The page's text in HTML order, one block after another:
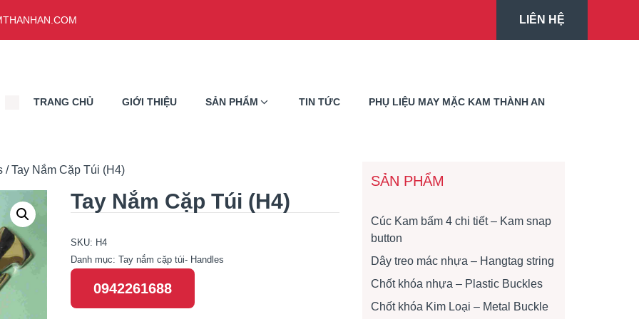
LIÊN HỆ
TRANG CHỦ GIỚI THIỆU SẢN PHẨM TIN TỨC PHỤ LIỆU MAY MẶC KAM THÀNH AN
/ Tay Nắm Cặp Túi (H4)
Tay Nắm Cặp Túi (H4)
SKU: H4
Danh mục: Tay nắm cặp túi- Handles
0942261688
SẢN PHẨM
Cúc Kam bấm 4 chi tiết – Kam snap
button
Dây treo mác nhựa – Hangtag string
Chốt khóa nhựa – Plastic Buckles
Chốt khóa Kim Loại – Metal Buckle